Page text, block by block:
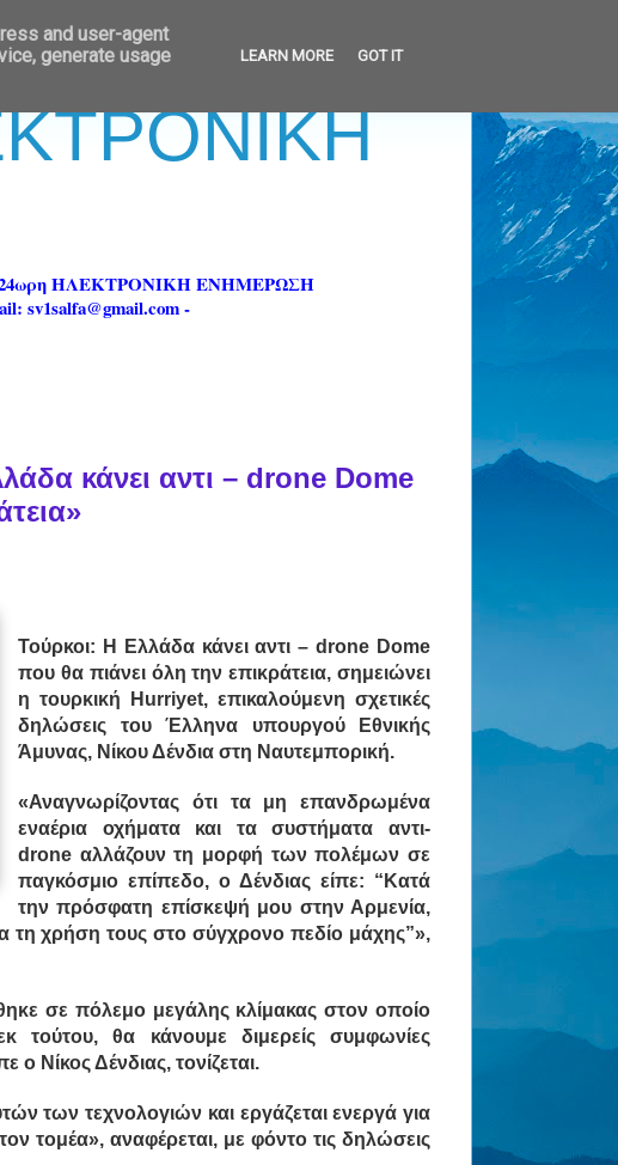
ΗΛΕΚΤΡΟΝΙΚΗ ΕΝΗΜΕΡΩΣΗ
sv1salfa@gmail.com -
κάνει αντι – drone Dome
Τούρκοι: Η Ελλάδα κάνει αντι – drone Dome
που θα πιάνει όλη την επικράτεια, σημειώνει
η τουρκική Hurriyet, επικαλούμενη σχετικές
δηλώσεις του Έλληνα υπουργού Εθνικής
Άμυνας, Νίκου Δένδια στη Ναυτεμπορική.
«Αναγνωρίζοντας ότι τα μη επανδρωμένα
εναέρια οχήματα και τα συστήματα αντι-
drone αλλάζουν τη μορφή των πολέμων σε
παγκόσμιο επίπεδο, ο Δένδιας είπε: “Κατά
την πρόσφατη επίσκεψή μου στην Αρμενία,
τη χρήση τους στο σύγχρονο πεδίο μάχης”»,
σε πόλεμο μεγάλης κλίμακας στον οποίο
τούτου, θα κάνουμε διμερείς συμφωνίες
ο Νίκος Δένδιας, τονίζεται.
των τεχνολογιών και εργάζεται ενεργά για
τομέα», αναφέρεται, με φόντο τις δηλώσεις
and user-agent
generate usage
LEARN MORE GOT IT